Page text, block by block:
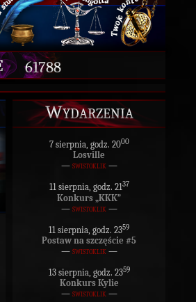
61788
Wydarzenia
7 sierpnia, godz. 2000
Losville
— świstoklik—
11 sierpnia, godz. 2137
Konkurs „KKK”
— świstoklik —
11 sierpnia, godz. 2359
Postaw na szczęście #5
— świstoklik —
13 sierpnia, godz. 2359
Konkurs Kylie
— świstoklik—